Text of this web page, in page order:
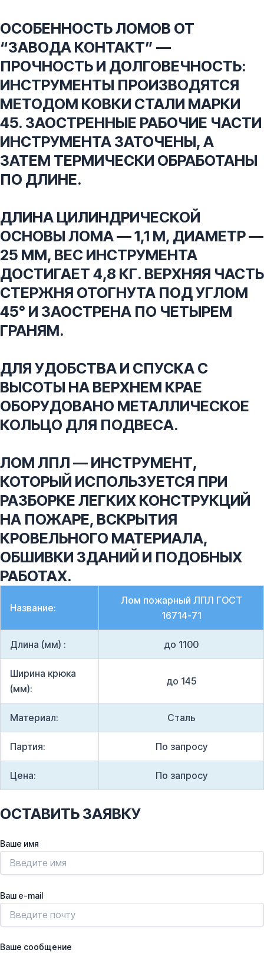
ОСОБЕННОСТЬ ЛОМОВ ОТ
“ЗАВОДА КОНТАКТ” —
ПРОЧНОСТЬ И ДОЛГОВЕЧНОСТЬ:
ИНСТРУМЕНТЫ ПРОИЗВОДЯТСЯ
МЕТОДОМ КОВКИ СТАЛИ МАРКИ
45. ЗАОСТРЕННЫЕ РАБОЧИЕ ЧАСТИ
ИНСТРУМЕНТА ЗАТОЧЕНЫ, А
ЗАТЕМ ТЕРМИЧЕСКИ ОБРАБОТАНЫ
ПО ДЛИНЕ.
ДЛИНА ЦИЛИНДРИЧЕСКОЙ
ОСНОВЫ ЛОМА — 1,1 М, ДИАМЕТР —
25 ММ, ВЕС ИНСТРУМЕНТА
ДОСТИГАЕТ 4,8 КГ. ВЕРХНЯЯ ЧАСТЬ
СТЕРЖНЯ ОТОГНУТА ПОД УГЛОМ
45° И ЗАОСТРЕНА ПО ЧЕТЫРЕМ
ГРАНЯМ.
ДЛЯ УДОБСТВА И СПУСКА С
ВЫСОТЫ НА ВЕРХНЕМ КРАЕ
ОБОРУДОВАНО МЕТАЛЛИЧЕСКОЕ
КОЛЬЦО ДЛЯ ПОДВЕСА.
ЛОМ ЛПЛ — ИНСТРУМЕНТ,
КОТОРЫЙ ИСПОЛЬЗУЕТСЯ ПРИ
РАЗБОРКЕ ЛЕГКИХ КОНСТРУКЦИЙ
НА ПОЖАРЕ, ВСКРЫТИЯ
КРОВЕЛЬНОГО МАТЕРИАЛА,
ОБШИВКИ ЗДАНИЙ И ПОДОБНЫХ
РАБОТАХ.
Название:
Лом пожарный ЛПЛ ГОСТ
16714-71
Длина (мм) : до 1100
Ширина крюка
(мм):
до 145
Материал: Сталь
Партия: По запросу
Цена: По запросу
ОСТАВИТЬ ЗАЯВКУ
Ваше имя
Ваш e-mail
Ваше сообщение